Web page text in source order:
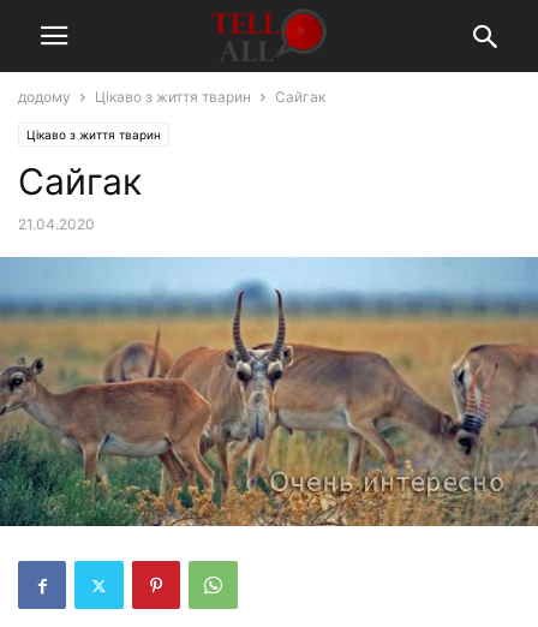
додому Цікаво з життя тварин Сайгак
Цікаво з життя тварин
Сайгак
21.04.2020